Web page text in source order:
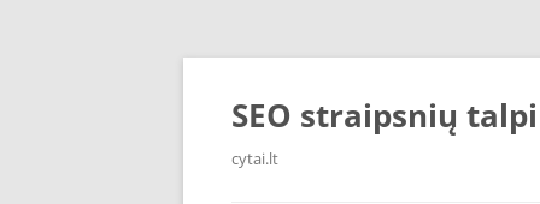
Skip
SEO straipsnių
cytai.lt